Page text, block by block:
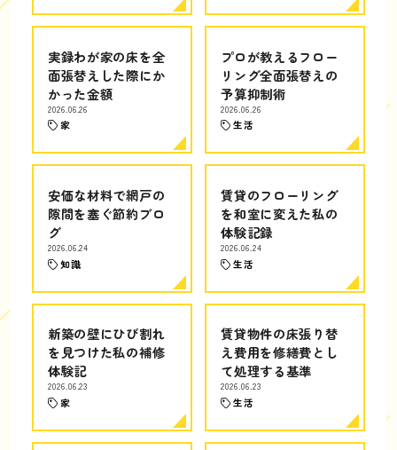
実録わが家の床を全
面張替えした際にか
かった金額
2026.06.26
家
プロが教えるフロー
リング全面張替えの
予算抑制術
2026.06.26
生活
安価な材料で網戸の
隙間を塞ぐ節約ブロ
グ
2026.06.24
知識
賃貸のフローリング
を和室に変えた私の
体験記録
2026.06.24
生活
新築の壁にひび割れ
を見つけた私の補修
体験記
2026.06.23
家
賃貸物件の床張り替
え費用を修繕費とし
て処理する基準
2026.06.23
生活